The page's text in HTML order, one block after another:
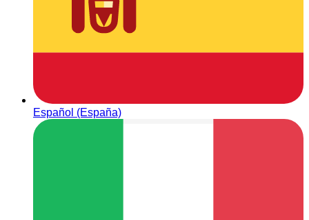
Español (España)